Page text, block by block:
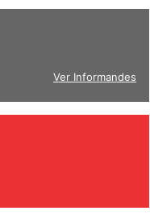
Ver Informandes